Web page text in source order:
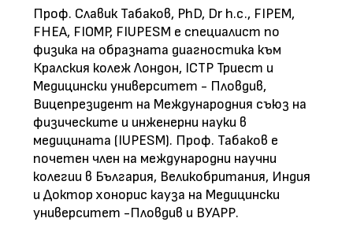
Проф. Славик Табаков, PhD, Dr h.c., FIPEM,
FHEA, FIOMP, FIUPESM е специалист по
физика на образната диагностика към
Кралския колеж Лондон, ICTP Триест и
Медицински университет - Пловдив,
Вицепрезидент на Международния съюз на
физическите и инженерни науки в
медицината (IUPESM). Проф. Табаков е
почетен член на международни научни
колегии в България, Великобритания, Индия
и Доктор хонорис кауза на Медицински
университет -Пловдив и ВУАРР.